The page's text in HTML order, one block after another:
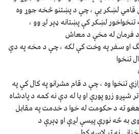
قامي لښكر يې ، چې د پښتنو څخه جوړ وه
لښكر كې پښتانه ډېر لږ وو ،
د فرمان له مخې د معاش
او سفر په وخت كې لكه ، چې د مخه په دې
تنخوا
تنخوا وه ، چې د قام مشرانو په كال كې په
شپږو زرو پورې او يا له دې نه كمه د پادشاه
هغو ته د حكومت له خوا د خدمت په مقابل
به څه نورې پيسې لږې او ډېرې د